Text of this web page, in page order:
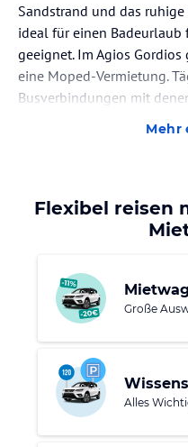
Sandstrand und das
ideal für einen
geeignet. Im Agios
eine Moped-Vermietung.
Busverbindungen mit
unternehmen kannst. So
Mehr
Flexibel reisen
Große
Alles